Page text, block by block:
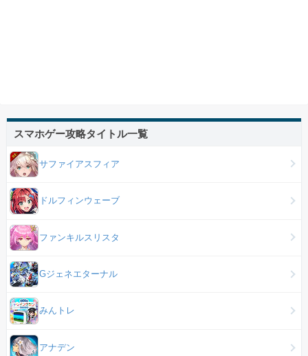
スマホゲー攻略タイトル一覧
サファイアスフィア
ドルフィンウェーブ
ファンキルスリスタ
Gジェネエターナル
みんトレ
アナデン